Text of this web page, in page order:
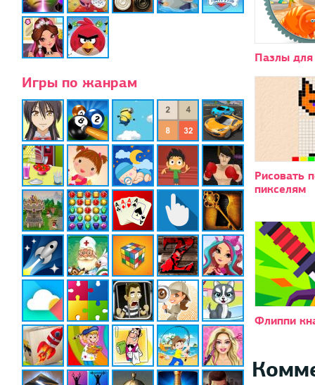
Игры по жанрам
Пазлы для
Рисовать
пикселям
Флиппи